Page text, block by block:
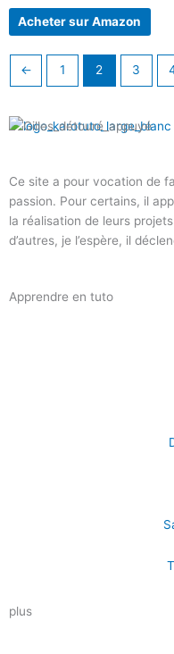
Acheter sur Amazon
← 1 2 3
Ce site a pour vocation de
passion. Pour certains, il
la réalisation de leurs
d’autres, je l’espère, il
Apprendre en tuto
plus